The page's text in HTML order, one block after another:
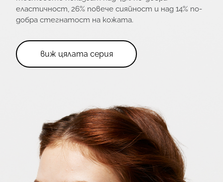
еластичност, 26% повече сияйност и над 14% по-
добра стегнатост на кожата.
виж цялата серия